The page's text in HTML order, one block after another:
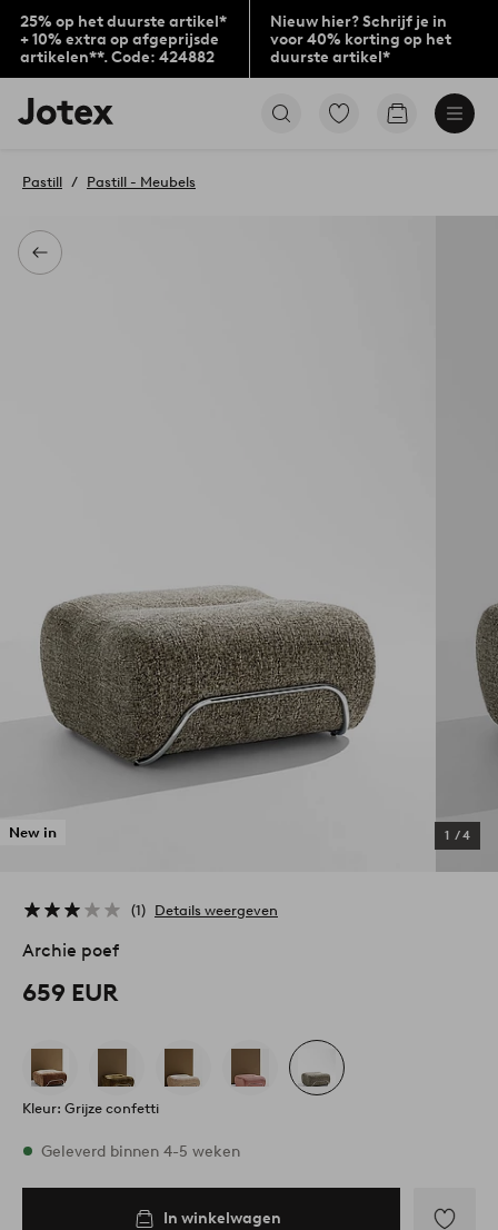
25% op het duurste artikel*
+ 10% extra op afgeprijsde
artikelen**. Code: 424882
Nieuw hier? Schrijf je in
voor 40% korting op het
duurste artikel*
Jotex
logo
to
home
page
Ga
Go
Terug
Pastill Pastill - Meubels
New in 1 /4
1 Details weergeven
Archie poef
659 EUR
Kleur: Grijze confetti
Op voorraad
Geleverd binnen 4-5 weken
In winkelwagen